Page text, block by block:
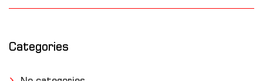
Categories